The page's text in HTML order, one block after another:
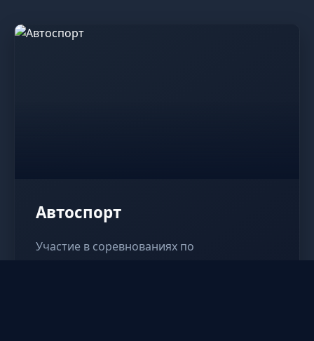
Автоспорт
Участие в соревнованиях по